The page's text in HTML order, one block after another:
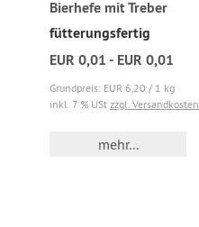
Bierhefe mit Treber
fütterungsfertig
EUR 0,01 - EUR 0,01
Grundpreis: EUR 6,20 / 1 kg
inkl. 7 % USt zzgl. Versandkosten
mehr...